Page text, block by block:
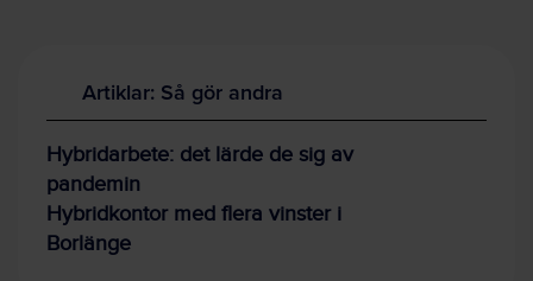
Artiklar: Så gör andra
Hybridarbete: det lärde de sig av
pandemin
Hybridkontor med flera vinster i
Borlänge